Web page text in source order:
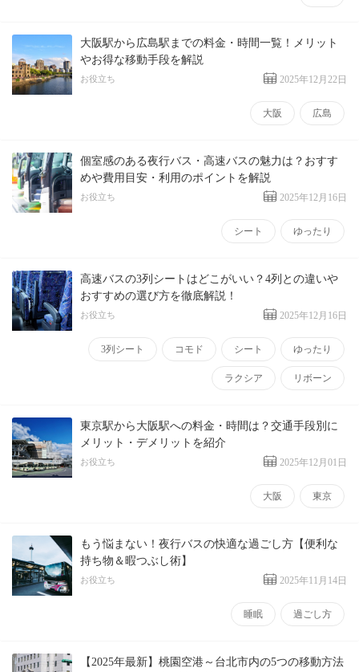
大阪駅から広島駅までの料金・時間一覧！メリット
やお得な移動手段を解説
お役立ち 2025年12月22日
大阪 広島
個室感のある夜行バス・高速バスの魅力は？おすす
めや費用目安・利用のポイントを解説
お役立ち 2025年12月16日
シート ゆったり
高速バスの3列シートはどこがいい？4列との違いや
おすすめの選び方を徹底解説！
お役立ち 2025年12月16日
3列シート コモド シート ゆったり
ラクシア リボーン
東京駅から大阪駅への料金・時間は？交通手段別に
メリット・デメリットを紹介
お役立ち 2025年12月01日
大阪 東京
もう悩まない！夜行バスの快適な過ごし方【便利な
持ち物＆暇つぶし術】
お役立ち 2025年11月14日
睡眠 過ごし方
【2025年最新】桃園空港～台北市内の5つの移動方法